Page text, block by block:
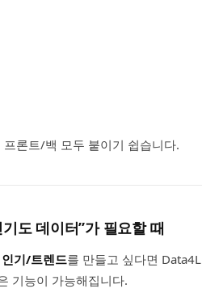
프론트/백 모두 붙이기 쉽습니다.
도 데이터”가 필요할 때
기/트렌드를 만들고 싶다면
기능이 가능해집니다.